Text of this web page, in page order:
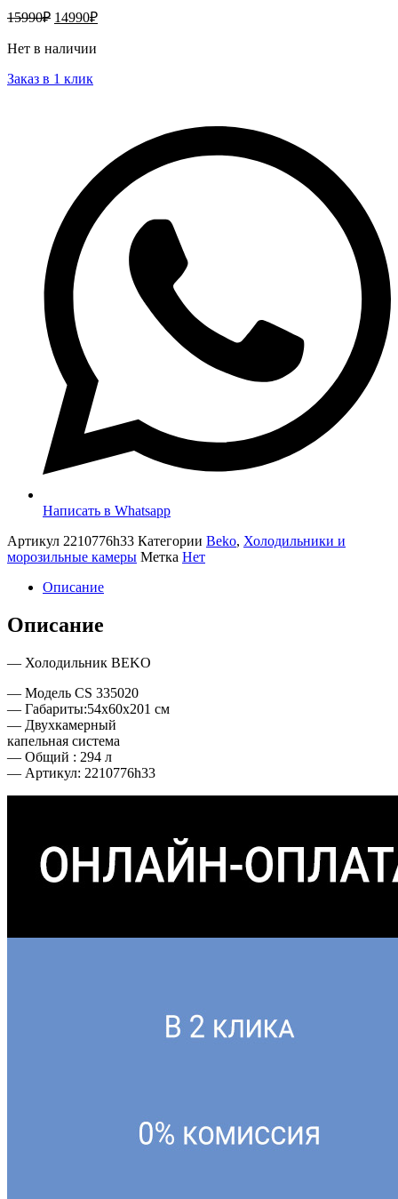
15990₽ 14990₽
Нет в наличии
Заказ в 1 клик
Написать в Whatsapp
Артикул 2210776h33 Категории Beko, Холодильники и
морозильные камеры Метка Нет
Описание
Описание
— Холодильник BEKO
— Модель CS 335020
— Габариты:54x60x201 см
— Двухкамерный
капельная система
— Общий : 294 л
— Артикул: 2210776h33